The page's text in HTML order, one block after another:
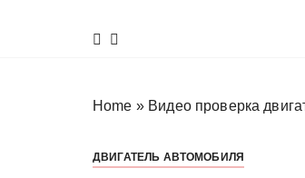
Home » Видео проверка
ДВИГАТЕЛЬ АВТОМОБИЛЯ